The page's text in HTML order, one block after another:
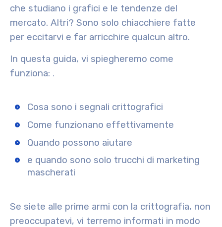
che studiano i grafici e le tendenze del
mercato. Altri? Sono solo chiacchiere fatte
per eccitarvi e far arricchire qualcun altro.
In questa guida, vi spiegheremo come
funziona: .
Cosa sono i segnali crittografici
Come funzionano effettivamente
Quando possono aiutare
e quando sono solo trucchi di marketing
mascherati
Se siete alle prime armi con la crittografia, non
preoccupatevi, vi terremo informati in modo